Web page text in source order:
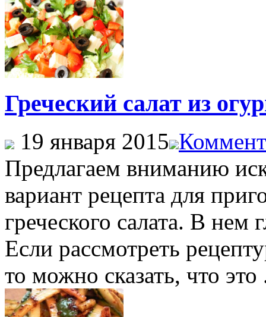
Греческий салат из
19 января 2015
Предлагаем вниманию
вариант рецепта для
греческого салата. В нем
Если рассмотреть
то можно сказать, что это